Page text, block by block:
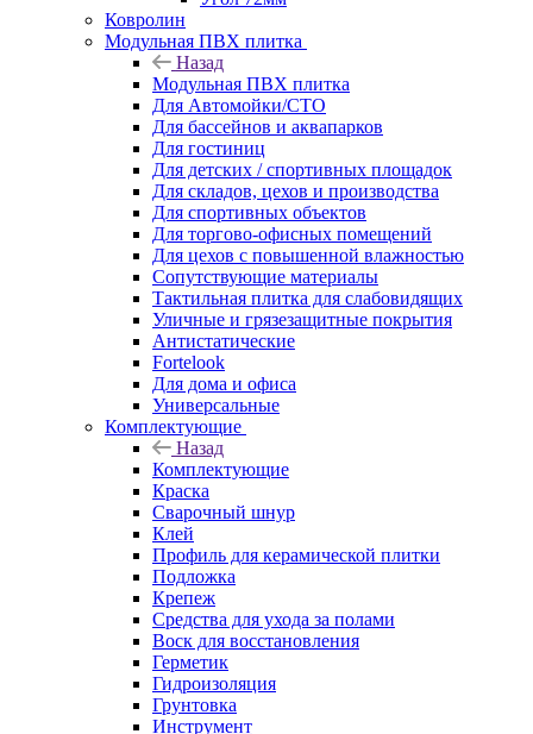
Ковролин
Модульная ПВХ плитка
Назад
Модульная ПВХ плитка
Для Автомойки/СТО
Для бассейнов и аквапарков
Для гостиниц
Для детских / спортивных площадок
Для складов, цехов и производства
Для спортивных объектов
Для торгово-офисных помещений
Для цехов с повышенной влажностью
Сопутствующие материалы
Тактильная плитка для слабовидящих
Уличные и грязезащитные покрытия
Антистатические
Fortelook
Для дома и офиса
Универсальные
Комплектующие
Назад
Комплектующие
Краска
Сварочный шнур
Клей
Профиль для керамической плитки
Подложка
Крепеж
Средства для ухода за полами
Воск для восстановления
Герметик
Гидроизоляция
Грунтовка
Инструмент